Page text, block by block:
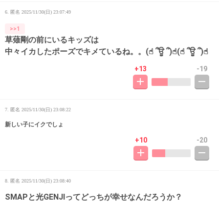
6. 匿名 2025/11/30(日) 23:07:49
>>1
草薙剛の前にいるキッズは
中々イカしたポーズでキメているね。。(☝︎ ՞ਊ ՞)☝︎(☝︎ ՞ਊ ՞)☝︎
+13 -19
7. 匿名 2025/11/30(日) 23:08:22
新しい子にイクでしょ
+10 -20
8. 匿名 2025/11/30(日) 23:08:40
SMAPと光GENJIってどっちが幸せなんだろうか？